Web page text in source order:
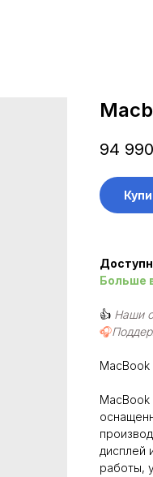
94 990
Больше
👍 Наши
🎧
MacBook
MacBook
дисплей
работы,